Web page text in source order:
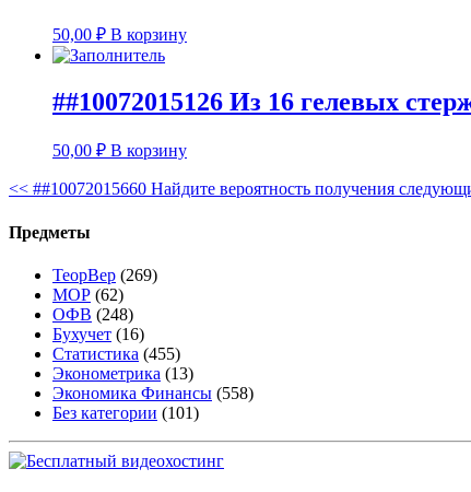
50,00 ₽ В корзину
##10072015126 Из 16 гелевых
50,00 ₽ В корзину
<< ##10072015660 Найдите вероятность получения
Предметы
ТеорВер (269)
МОР (62)
ОФВ (248)
Бухучет (16)
Статистика (455)
Эконометрика (13)
Экономика Финансы (558)
Без категории (101)